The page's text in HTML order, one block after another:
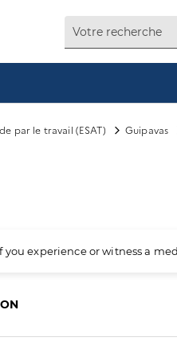
par le travail (ESAT) Guipavas
you experience or witness a